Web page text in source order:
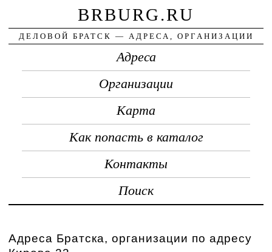
BRBURG.RU
ДЕЛОВОЙ БРАТСК — АДРЕСА, ОРГАНИЗАЦИИ
Адреса
Организации
Карта
Как попасть в каталог
Контакты
Поиск
Адреса Братска, организации по адресу